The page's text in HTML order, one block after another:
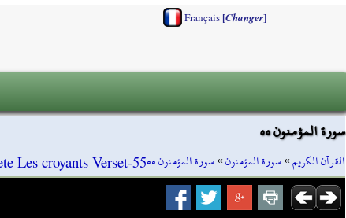
Français[Changer]
سورة المؤمنون ٥٥
القرآن الكريم»سورة المؤمنون»سورة المؤمنون ٥٥ Les croyants Verset-55